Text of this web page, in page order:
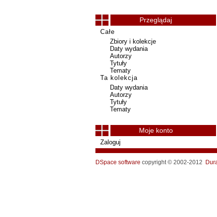
Przeglądaj
Całe
Zbiory i kolekcje
Daty wydania
Autorzy
Tytuły
Tematy
Ta kolekcja
Daty wydania
Autorzy
Tytuły
Tematy
Moje konto
Zaloguj
DSpace software copyright © 2002-2012